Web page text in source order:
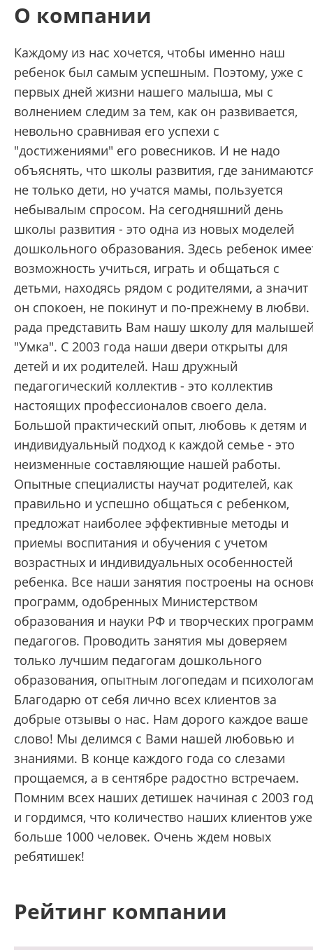
О компании
Каждому из нас хочется, чтобы именно наш
ребенок был самым успешным. Поэтому, уже с
первых дней жизни нашего малыша, мы с
волнением следим за тем, как он развивается,
невольно сравнивая его успехи с
"достижениями" его ровесников. И не надо
объяснять, что школы развития, где
не только дети, но учатся мамы, пользуется
небывалым спросом. На сегодняшний день
школы развития - это одна из новых моделей
дошкольного образования. Здесь ребенок
возможность учиться, играть и общаться с
детьми, находясь рядом с родителями, а значит
он спокоен, не покинут и по-прежнему в любви.
рада представить Вам нашу школу для
"Умка". С 2003 года наши двери открыты для
детей и их родителей. Наш дружный
педагогический коллектив - это коллектив
настоящих профессионалов своего дела.
Большой практический опыт, любовь к детям и
индивидуальный подход к каждой семье - это
неизменные составляющие нашей работы.
Опытные специалисты научат родителей, как
правильно и успешно общаться с ребенком,
предложат наиболее эффективные методы и
приемы воспитания и обучения с учетом
возрастных и индивидуальных особенностей
ребенка. Все наши занятия построены на
программ, одобренных Министерством
образования и науки РФ и творческих программ
педагогов. Проводить занятия мы доверяем
только лучшим педагогам дошкольного
образования, опытным логопедам и
Благодарю от себя лично всех клиентов за
добрые отзывы о нас. Нам дорого каждое ваше
слово! Мы делимся с Вами нашей любовью и
знаниями. В конце каждого года со слезами
прощаемся, а в сентябре радостно встречаем.
Помним всех наших детишек начиная с 2003
и гордимся, что количество наших клиентов уже
больше 1000 человек. Очень ждем новых
ребятишек!
Рейтинг компании